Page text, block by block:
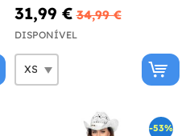
31,99 € 34,99 €
DISPONÍVEL
-53%